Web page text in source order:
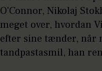
O'Connor, Nikolaj
meget over, hvordan
efter sine tænder, når
tandpastasmil, han